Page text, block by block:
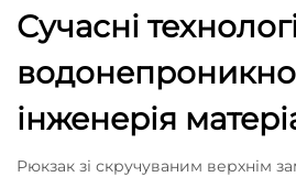
Сучасні
інженерія
Рюкзак зі скручуваним верхнім